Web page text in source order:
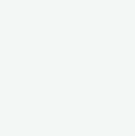
die
und kurz
unserem